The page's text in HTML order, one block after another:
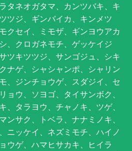
タネオガタマ、カンツバキ、キ
ツジ、ギンバイカ、キンメツ
クセイ、ミモザ、ギンヨウアカ
、クロガネモチ、ゲッケイジ
ツキツツジ、サンゴジュ、シキ
ナゲ、シャシャンポ、シャリン
、ジンチョウゲ、スダジイ、セ
ョウ、ソヨゴ、タイサンボク、
、タラヨウ、チャノキ、ツゲ、
ンサク、トベラ、ナナミノキ、
ニッケイ、ネズミモチ、ハイノ
ウゲ、ハマヒサカキ、ヒイラ